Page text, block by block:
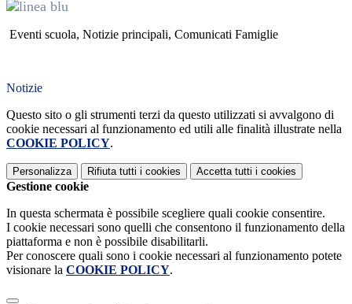
Eventi scuola, Notizie principali, Comunicati Famiglie
Notizie
Questo sito o gli strumenti terzi da questo utilizzati si avvalgono di
cookie necessari al funzionamento ed utili alle finalità illustrate nella
COOKIE POLICY.
Personalizza Rifiuta tutti i cookies Accetta tutti i cookies
Gestione cookie
In questa schermata è possibile scegliere quali cookie consentire.
I cookie necessari sono quelli che consentono il funzionamento della
piattaforma e non è possibile disabilitarli.
Per conoscere quali sono i cookie necessari al funzionamento potete
visionare la COOKIE POLICY.